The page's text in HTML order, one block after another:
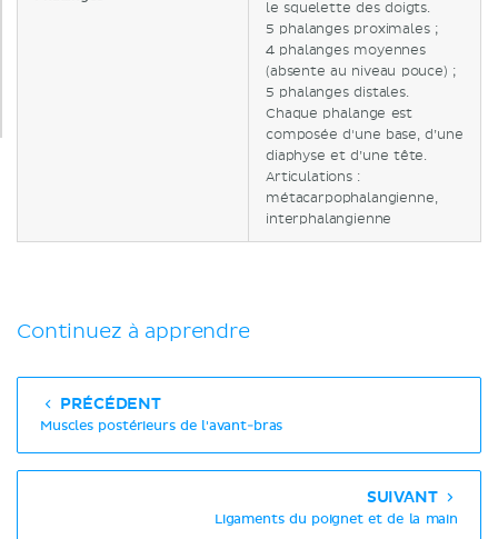
le squelette des doigts.
5 phalanges proximales ;
4 phalanges moyennes
(absente au niveau pouce) ;
5 phalanges distales.
Chaque phalange est
composée d'une base, d’une
diaphyse et d’une tête.
Articulations :
métacarpophalangienne,
interphalangienne
Continuez à apprendre
PRÉCÉDENT
Muscles postérieurs de l'avant-bras
SUIVANT
Ligaments du poignet et de la main